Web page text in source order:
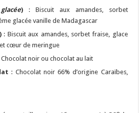
) : Biscuit aux amandes, sorbet
glacée vanille de Madagascar
) : Biscuit aux amandes, sorbet fraise, glace
cœur de meringue
Chocolat noir ou chocolat au lait
: Chocolat noir 66% d’origine Caraïbes,